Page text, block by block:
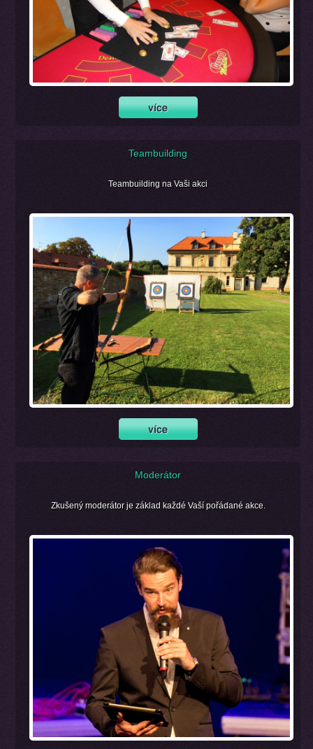
Teambuilding
Teambuilding na Vaši akci
Moderátor
Zkušený moderátor je základ každé Vaší pořádané akce.